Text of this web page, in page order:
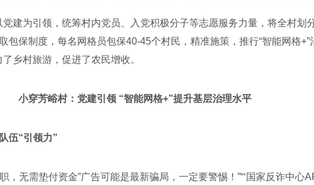
建为引领，统筹村内党员、入党积极分子等志愿服务力量，将全村划
包保制度，每名网格员包保40-45个村民 ，精准施策，推行“智能网格+”
乡村旅游，促进了农民增收。
小穿芳峪村：党建引领 “智能网格+”提升基层治理水平
伍“引领力”
，无需垫付资金”广告可能是最新骗局，一定要警惕！”“‘国家反诈中心